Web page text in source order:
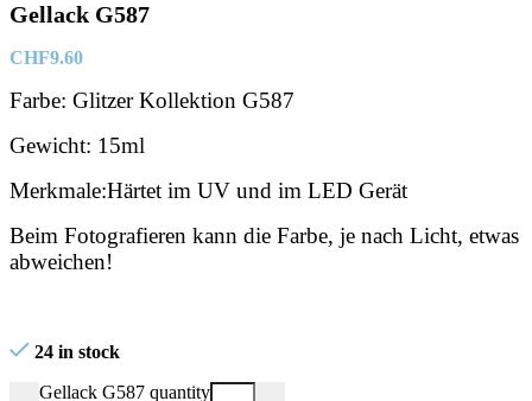
Gellack G587
CHF9.60
Farbe: Glitzer Kollektion G587
Gewicht: 15ml
Merkmale:Härtet im UV und im LED Gerät
Beim Fotografieren kann die Farbe, je nach Licht, etwas
abweichen!
24 in stock
Gellack G587 quantity